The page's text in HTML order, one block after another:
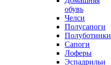
обувь
Челси
Полусапоги
Полуботинки
Сапоги
Лоферы
Эспадрильи